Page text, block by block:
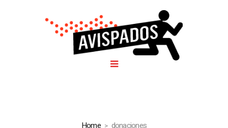
Home donaciones